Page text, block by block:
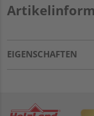
EIGENSCHAFTEN